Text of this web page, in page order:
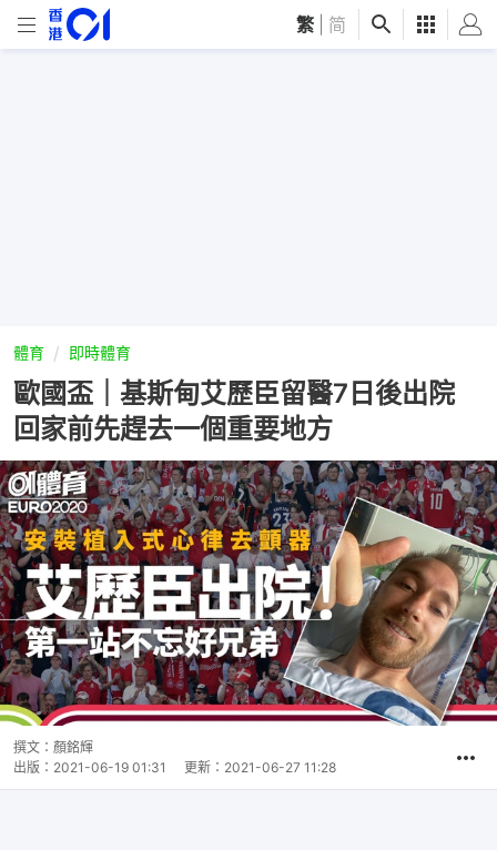
繁 简
體育 即時體育
歐國盃｜基斯甸艾歷臣留醫7日後出院
回家前先趕去一個重要地方
撰文： 顏銘輝
出版： 2021-06-19 01:31 更新： 2021-06-27 11:28